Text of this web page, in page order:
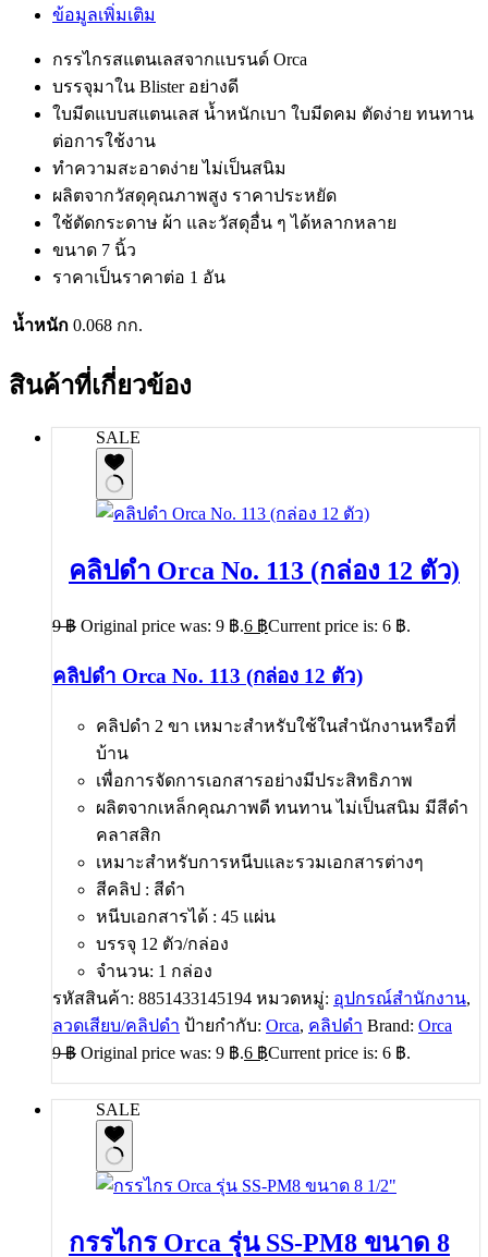
ข้อมูลเพิ่มเติม
กรรไกรสแตนเลสจากแบรนด์ Orca
บรรจุมาใน Blister อย่างดี
ใบมีดแบบสแตนเลส น้ำหนักเบา ใบมีดคม ตัดง่าย ทนทาน
ต่อการใช้งาน
ทำความสะอาดง่าย ไม่เป็นสนิม
ผลิตจากวัสดุคุณภาพสูง ราคาประหยัด
ใช้ตัดกระดาษ ผ้า และวัสดุอื่น ๆ ได้หลากหลาย
ขนาด 7 นิ้ว
ราคาเป็นราคาต่อ 1 อัน
น้ำหนัก 0.068 กก.
สินค้าที่เกี่ยวข้อง
SALE
คลิปดำ Orca No. 113 (กล่อง 12 ตัว)
9฿ Original price was: 9 ฿.6 ฿Current price is: 6 ฿.
คลิปดำ Orca No. 113 (กล่อง 12 ตัว)
คลิปดำ 2 ขา เหมาะสำหรับใช้ในสำนักงานหรือที่
บ้าน
เพื่อการจัดการเอกสารอย่างมีประสิทธิภาพ
ผลิตจากเหล็กคุณภาพดี ทนทาน ไม่เป็นสนิม มีสีดำ
คลาสสิก
เหมาะสำหรับการหนีบและรวมเอกสารต่างๆ
สีคลิป : สีดำ
หนีบเอกสารได้ : 45 แผ่น
บรรจุ 12 ตัว/กล่อง
จำนวน: 1 กล่อง
รหัสสินค้า: 8851433145194 หมวดหมู่: อุปกรณ์สำนักงาน,
ลวดเสียบ/คลิปดำ ป้ายกำกับ: Orca, คลิปดำ Brand: Orca
9฿ Original price was: 9 ฿.6 ฿Current price is: 6 ฿.
SALE
กรรไกร Orca รุ่น SS-PM8 ขนาด 8